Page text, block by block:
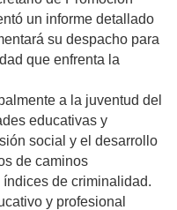
un informe detallado
su despacho para
que enfrenta la
a la juventud del
educativas y
social y el desarrollo
de caminos
de criminalidad.
y profesional